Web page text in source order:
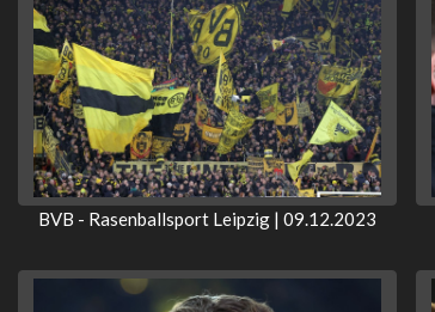
BVB - Rasenballsport Leipzig | 09.12.2023